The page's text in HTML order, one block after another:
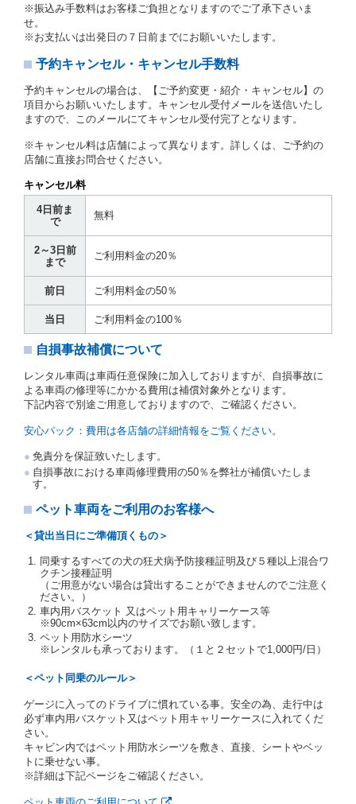
とします。
第３章／貸 渡 し
第７条（貸渡契約の締結）
借受人は第２条第１項に定める借受条件を明示し、当
社はこの約款、料金表等により貸渡条件を明示して、
貸渡契約を締結するものとします。ただし、貸し渡す
ことができるレンタカーがない場合又は借受人若しく
は運転者が第８条第１項若しくは第２項各号のいずれ
かに該当する場合を除きます。
１項に定める貸渡料金を支払うものとします。
運転者は、貸渡契約の締結にあたり、約款及び細則で
運転者の義務と定められた事項を遵守するものとしま
す。
当社は、監督官庁の基本通達（注１）に基づき、貸渡
簿(貸渡原票)及び第１３条第１項に規定する貸渡証に
運転者の氏名、住所、運転免許の種類及び運転免許証
（注２）の番号を記載し、又は運転者の運転免許証の
写しを添付するため、貸渡契約の締結にあたり、借受
人に対し、借受人の指定する運転者（以下「運転者」
といいます。）の運転免許証の提示を求めるほか、そ
の写しの提出を求めることがあります。この場合、借
を提示し、借受人と運転者が異なるときはその運転者
の運転免許証を提示するものとします。
注１）監督官庁の基本通達とは、国土交通省自動車
旅第138号 平成7年6月13日）の２．(10)及び(11)の
ことをいいます。
注２）運転免許証とは、道路交通法第９２条に規定
される運転免許証のうち、道路交通法施行規則第１
す。
に対し、運転免許証のほかに本人確認ができる書類の
提示を求め、及び提出された書類の写しをとることが
あります。
当社は、貸渡契約の締結にあたり、借受期間中に借受
人及び運転者と連絡するための携帯電話番号等の告知
を求めます。
当社は、貸渡契約の締結にあたり、借受人に対し、ク
レジットカード若しくは現金による支払いを求め、又
はその他の支払方法を指定することがあります。
借受人は契約後の借受期間の延長はできないものとし
当社は、借受人又は運転者が前3項に従わない場合
は、貸渡契約の締結を拒絶するとともに、予約を取消
申込金等の扱いについては、第4条第5項を適用するも
のとします。
第８条（貸渡契約の締結の拒絶）
※振込み手数料はお客様ご負担となりますのでご了承下さいま
せ。
※お支払いは出発日の７日前までにお願いいたします。
予約キャンセル・キャンセル手数料
予約キャンセルの場合は、【ご予約変更・紹介・キャンセル】の
項目からお願いいたします。キャンセル受付メールを送信いたし
ますので、このメールにてキャンセル受付完了となります。
※キャンセル料は店舗によって異なります。詳しくは、ご予約の
店舗に直接お問合せください。
キャンセル料
4日前ま
で
無料
2～3日前
まで
ご利用料金の20％
前日 ご利用料金の50％
当日 ご利用料金の100％
自損事故補償について
レンタル車両は車両任意保険に加入しておりますが、自損事故に
よる車両の修理等にかかる費用は補償対象外となります。
下記内容で別途ご用意しておりますので、ご確認ください。
安心パック：費用は各店舗の詳細情報をご覧ください。
免責分を保証致いたします。
自損事故における車両修理費用の50％を弊社が補償いたしま
す。
ペット車両をご利用のお客様へ
＜貸出当日にご準備頂くもの＞
同乗するすべての犬の狂犬病予防接種証明及び５種以上混合ワ
クチン接種証明
（ご用意がない場合は貸出することができませんのでご注意く
ださい。）
車内用バスケット 又はペット用キャリーケース等
※90cm×63cm以内のサイズでお願い致します。
ペット用防水シーツ
※レンタルも承っております。（１と２セットで1,000円/日）
＜ペット同乗のルール＞
ゲージに入ってのドライブに慣れている事。安全の為、走行中は
必ず車内用バスケット又はペット用キャリーケースに入れてくだ
さい。
キャビン内ではペット用防水シーツを敷き、直接、シートやベッ
トに乗せない事。
※詳細は下記ページをご確認ください。